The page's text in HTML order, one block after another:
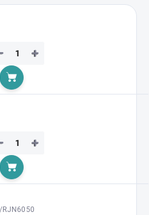
+
Do košíku
+
Do košíku
RJN6050